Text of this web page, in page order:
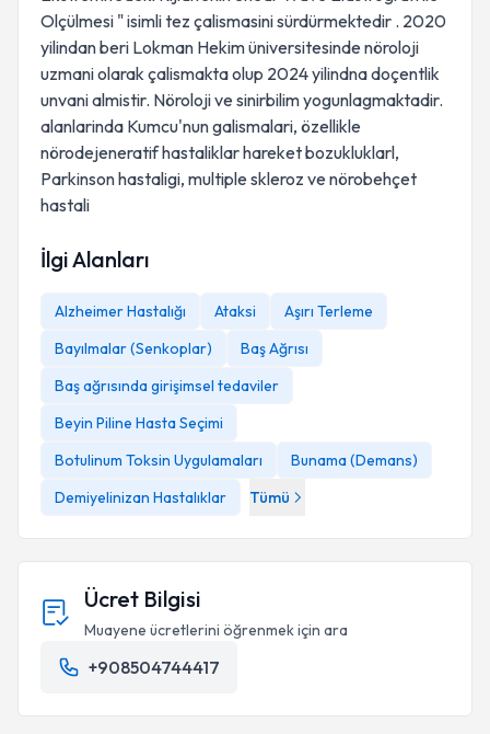
Olçülmesi " isimli tez çalismasini sürdürmektedir . 2020
yilindan beri Lokman Hekim üniversitesinde nöroloji
uzmani olarak çalismakta olup 2024 yilindna doçentlik
unvani almistir. Nöroloji ve sinirbilim yogunlagmaktadir.
alanlarinda Kumcu'nun galismalari, özellikle
nörodejeneratif hastaliklar hareket bozukluklarl,
Parkinson hastaligi, multiple skleroz ve nörobehçet
hastali
İlgi Alanları
Alzheimer Hastalığı Ataksi
Aşırı Terleme
Bayılmalar (Senkoplar)
Baş Ağrısı
Baş ağrısında girişimsel tedaviler
Beyin Piline Hasta Seçimi
Botulinum Toksin Uygulamaları
Bunama (Demans)
Demiyelinizan Hastalıklar
Tümü
Ücret Bilgisi
Muayene ücretlerini öğrenmek için ara
+908504744417